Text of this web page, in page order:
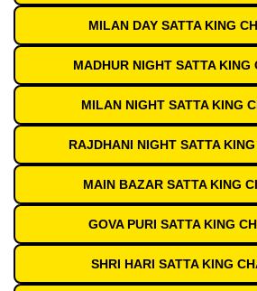
MILAN DAY SATTA KING
MADHUR NIGHT SATTA KING
MILAN NIGHT SATTA KING
RAJDHANI NIGHT SATTA
MAIN BAZAR SATTA KING
GOVA PURI SATTA KING
SHRI HARI SATTA KING